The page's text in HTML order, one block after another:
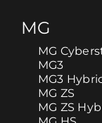
MG
MG
MG3
MG3
MG ZS
MG ZS